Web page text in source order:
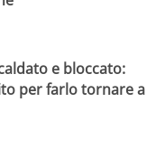
e bloccato:
per farlo tornare a